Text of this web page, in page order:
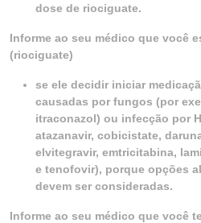
dose de riociguate.
Informe ao seu médico que você
(riociguate)
se ele decidir iniciar
causadas por fungos (por
itraconazol) ou infecção por
atazanavir, cobicistate,
elvitegravir, emtricitabina,
e tenofovir), porque opções
devem ser consideradas.
Informe ao seu médico que você